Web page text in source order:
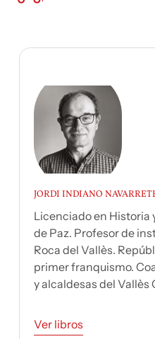
JORDI INDIANO
Licenciado en Historia
de Paz. Profesor de
Roca del Vallès.
primer franquismo.
y alcaldesas del Vallès
Ver libros